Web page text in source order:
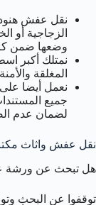
نقل عفش هنود
الزجاجية أو
وضعها ضمن
نمتلك أكبر
المغلقة
نعمل أيضا
جميع
لضمان عدم
نقل عفش واثاث
هل تبحث عن ورشة